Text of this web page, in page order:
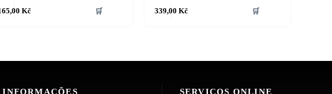
Kč 🛒 339,00 Kč 🛒
INFORMAÇÕES SERVIÇOS ONLINE